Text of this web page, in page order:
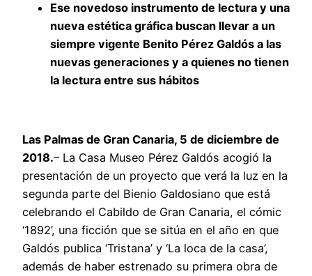
Ese novedoso instrumento de lectura y una
nueva estética gráfica buscan llevar a un
siempre vigente Benito Pérez Galdós a las
nuevas generaciones y a quienes no tienen
la lectura entre sus hábitos
Las Palmas de Gran Canaria, 5 de diciembre de
2018.– La Casa Museo Pérez Galdós acogió la
presentación de un proyecto que verá la luz en la
segunda parte del Bienio Galdosiano que está
celebrando el Cabildo de Gran Canaria, el cómic
‘1892’, una ficción que se sitúa en el año en que
Galdós publica ‘Tristana’ y ‘La loca de la casa’,
además de haber estrenado su primera obra de